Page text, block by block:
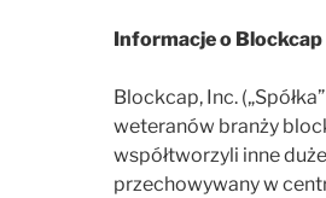
Informacje o Blockcap
Blockcap, Inc.
weteranów branży
współtworzyli inne
przechowywany w